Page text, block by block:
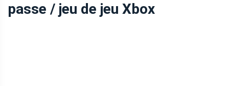
passe / jeu de jeu Xbox